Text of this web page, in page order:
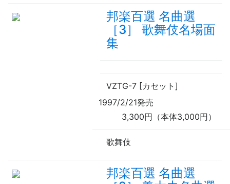
邦楽百選 名曲選
［3］ 歌舞伎名場面
集
VZTG-7 [カセット]
1997/2/21発売
3,300円（本体3,000円）
歌舞伎
邦楽百選 名曲選